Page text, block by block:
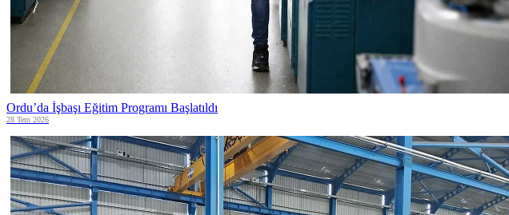
Ordu’da İşbaşı Eğitim Programı Başlatıldı
28 Tem 2026